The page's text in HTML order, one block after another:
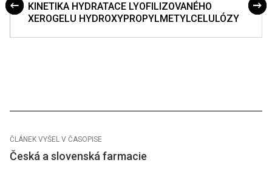
KINETIKA HYDRATACE LYOFILIZOVANÉHO
XEROGELU HYDROXYPROPYLMETYLCELULÓZY
ČLÁNEK VYŠEL V ČASOPISE
Česká a slovenská farmacie